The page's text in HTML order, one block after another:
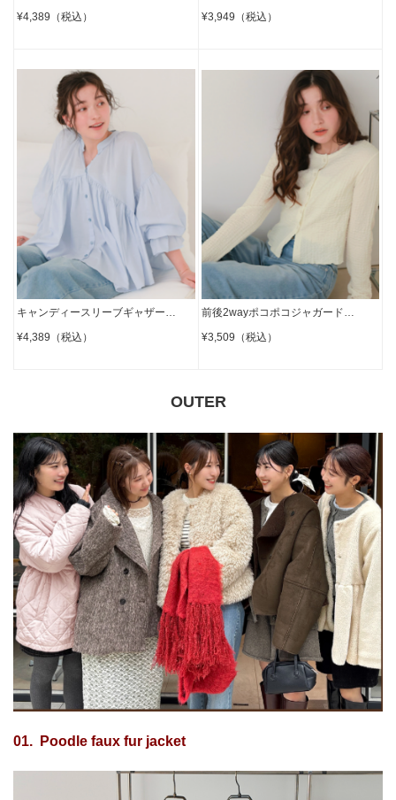
¥4,389（税込）
¥3,949（税込）
キャンディースリーブギャザー…
¥4,389（税込）
前後2wayポコポコジャガード…
¥3,509（税込）
OUTER
01. Poodle faux fur jacket